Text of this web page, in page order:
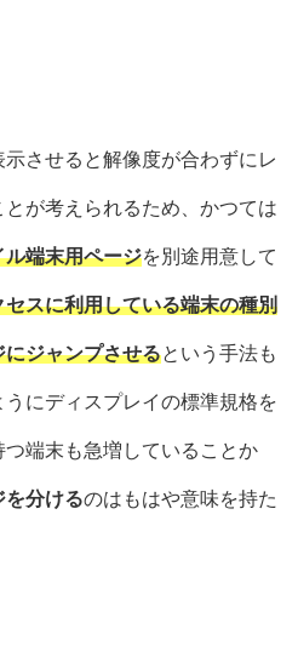
させると解像度が合わずにレ
が考えられるため、かつては
端末用ページを別途用意して
セスに利用している端末の種別
ジャンプさせるという手法も
にディスプレイの標準規格を
端末も急増していることか
を分けるのはもはや意味を持た